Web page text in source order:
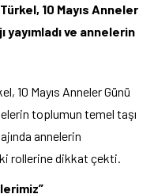
10 Mayıs Anneler
ve annelerin
10 Mayıs Anneler Günü
toplumun temel taşı
annelerin
rollerine dikkat çekti.